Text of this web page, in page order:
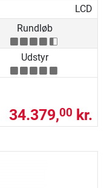
LCD
Rundløb
Udstyr
34.379,00 kr.